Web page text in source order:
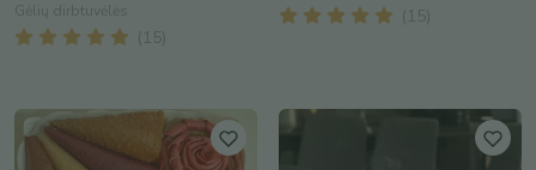
Gėlių dirbtuvėlės
( 15
( 15